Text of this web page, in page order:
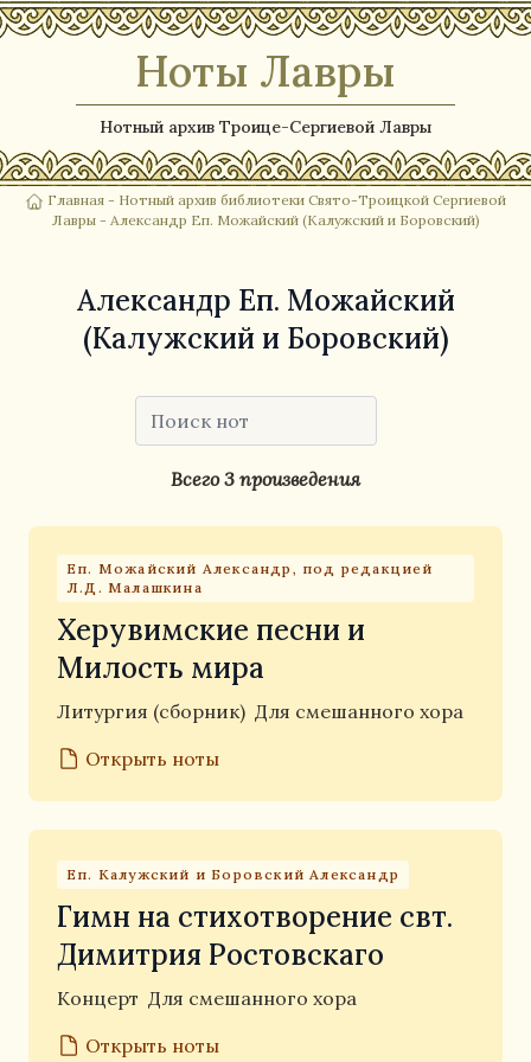
Ноты Лавры
Нотный архив Троице-Сергиевой Лавры
Главная - Нотный архив библиотеки Свято-Троицкой Сергиевой
Лавры- Александр Еп. Можайский (Калужский и Боровский)
Александр Еп. Можайский
(Калужский и Боровский)
Всего 3 произведения
Еп. Можайский Александр, под редакцией
Л.Д. Малашкина
Херувимские песни и
Милость мира
Литургия (сборник) Для смешанного хора
Открыть ноты
Еп. Калужский и Боровский Александр
Гимн на стихотворение свт.
Димитрия Ростовскаго
Концерт Для смешанного хора
Открыть ноты